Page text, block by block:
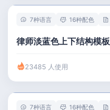
7种语言 16种配色
律师淡蓝色上下结构模板
23485 人使用
7种语言 16种配色